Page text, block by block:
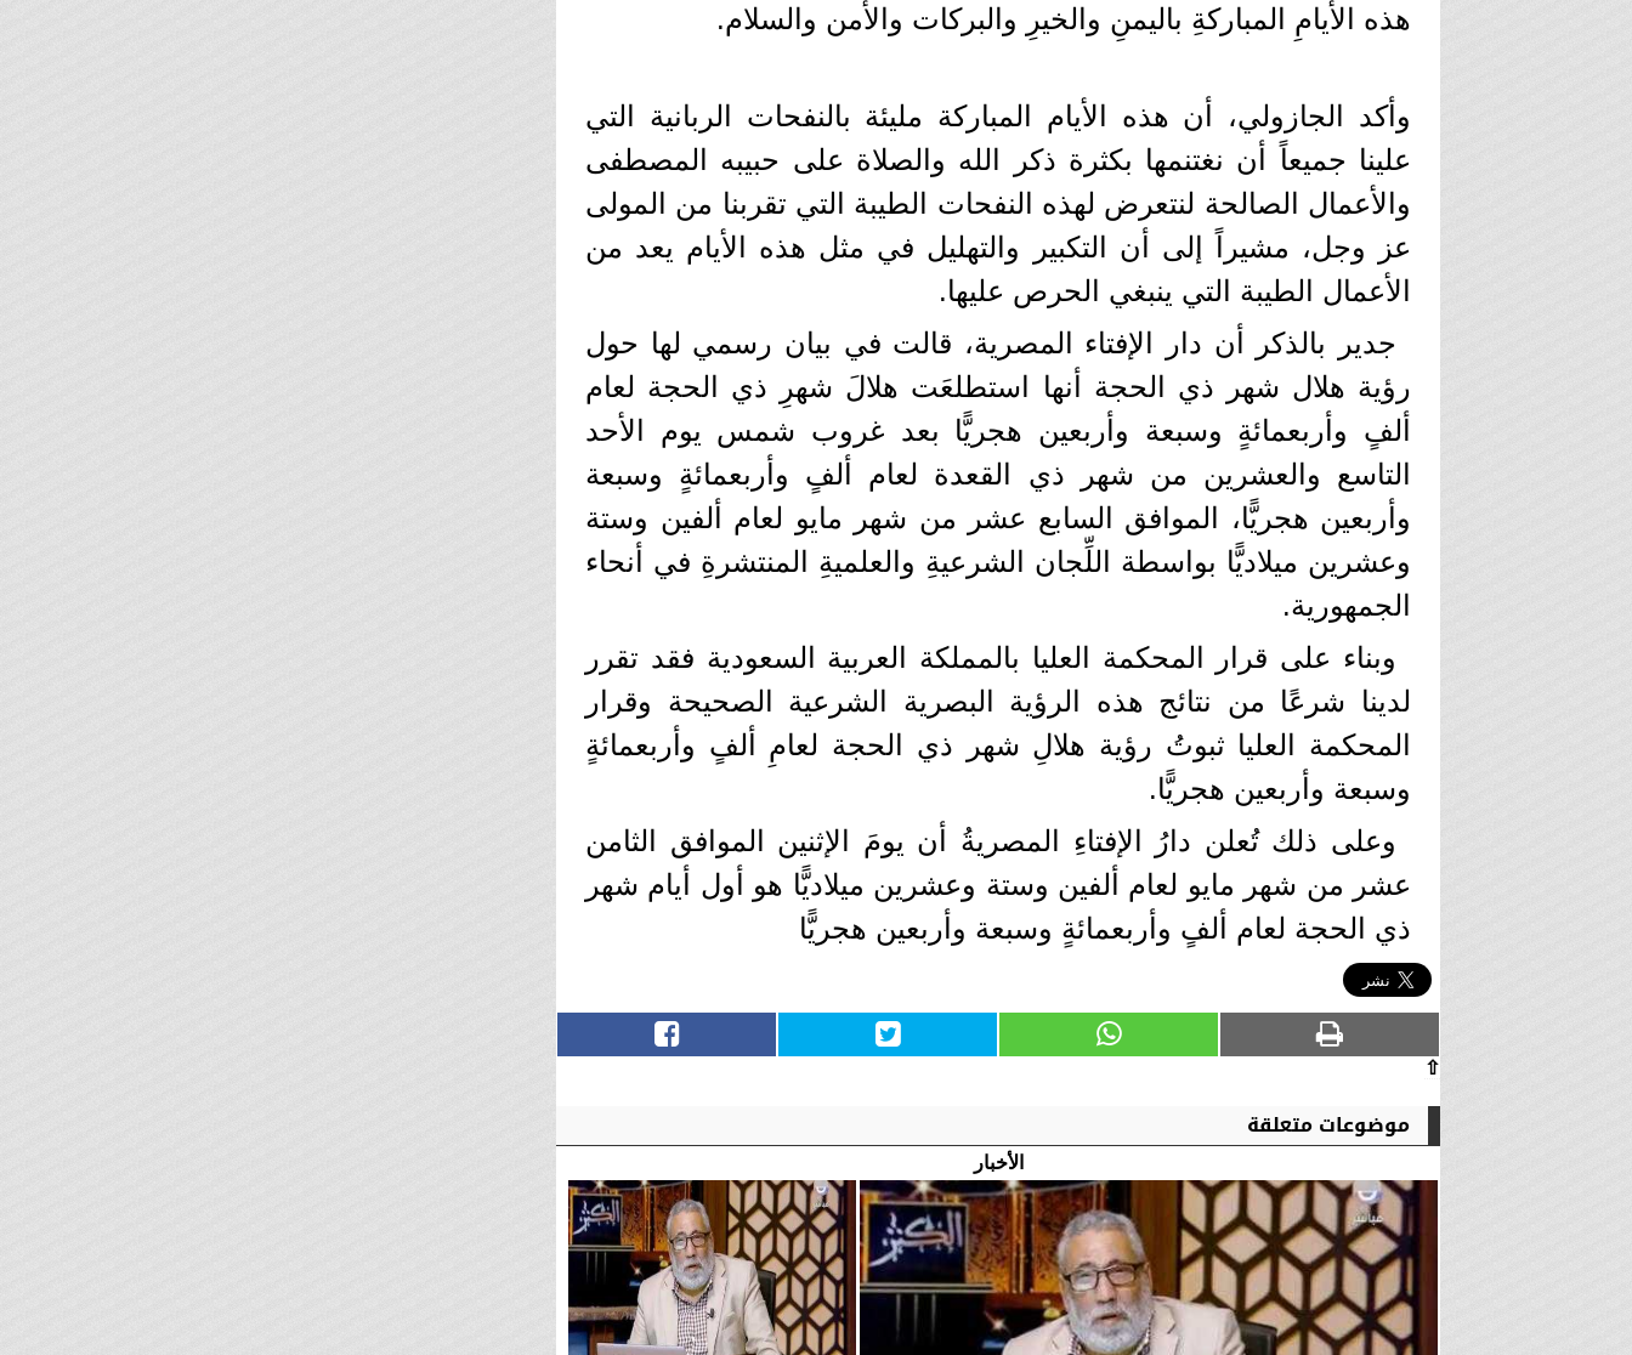
هذه الأيامِ المباركةِ باليمنِ والخيرِ والبركات والأمن والسلام.
وأكد الجازولي، أن هذه الأيام المباركة مليئة بالنفحات الربانية التي
علينا جميعاً أن نغتنمها بكثرة ذكر الله والصلاة على حبيبه المصطفى
والأعمال الصالحة لنتعرض لهذه النفحات الطيبة التي تقربنا من المولى
عز وجل، مشيراً إلى أن التكبير والتهليل في مثل هذه الأيام يعد من
الأعمال الطيبة التي ينبغي الحرص عليها.
جدير بالذكر أن دار الإفتاء المصرية، قالت في بيان رسمي لها حول
رؤية هلال شهر ذي الحجة أنها استطلعَت هلالَ شهرِ ذي الحجة لعام
ألفٍ وأربعمائةٍ وسبعة وأربعين هجريًّا بعد غروب شمس يوم الأحد
التاسع والعشرين من شهر ذي القعدة لعام ألفٍ وأربعمائةٍ وسبعة
وأربعين هجريًّا، الموافق السابع عشر من شهر مايو لعام ألفين وستة
وعشرين ميلاديًّا بواسطة اللِّجان الشرعيةِ والعلميةِ المنتشرةِ في أنحاء
الجمهورية.
وبناء على قرار المحكمة العليا بالمملكة العربية السعودية فقد تقرر
لدينا شرعًا من نتائج هذه الرؤية البصرية الشرعية الصحيحة وقرار
المحكمة العليا ثبوتُ رؤية هلالِ شهر ذي الحجة لعامِ ألفٍ وأربعمائةٍ
وسبعة وأربعين هجريًّا.
وعلى ذلك تُعلن دارُ الإفتاءِ المصريةُ أن يومَ الإثنين الموافق الثامن
عشر من شهر مايو لعام ألفين وستة وعشرين ميلاديًّا هو أول أيام شهر
ذي الحجة لعام ألفٍ وأربعمائةٍ وسبعة وأربعين هجريًّا
⇧
موضوعات متعلقة
الأخبار